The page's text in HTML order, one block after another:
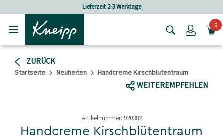
Lieferzeit 2-3 Werktage
Login0
ZURÜCK
Startseite Neuheiten Handcreme Kirschblütentraum
WEITEREMPFEHLEN
Artikelnummer: 920382
Handcreme Kirschblütentraum